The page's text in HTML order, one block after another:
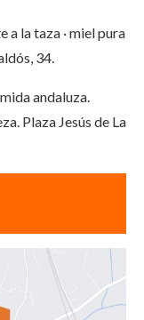
a la taza · miel pura
34.
andaluza.
Plaza Jesús de La